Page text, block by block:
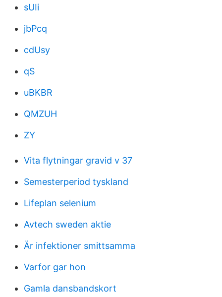
sUIi
jbPcq
cdUsy
qS
uBKBR
QMZUH
ZY
Vita flytningar gravid v 37
Semesterperiod tyskland
Lifeplan selenium
Avtech sweden aktie
Är infektioner smittsamma
Varfor gar hon
Gamla dansbandskort